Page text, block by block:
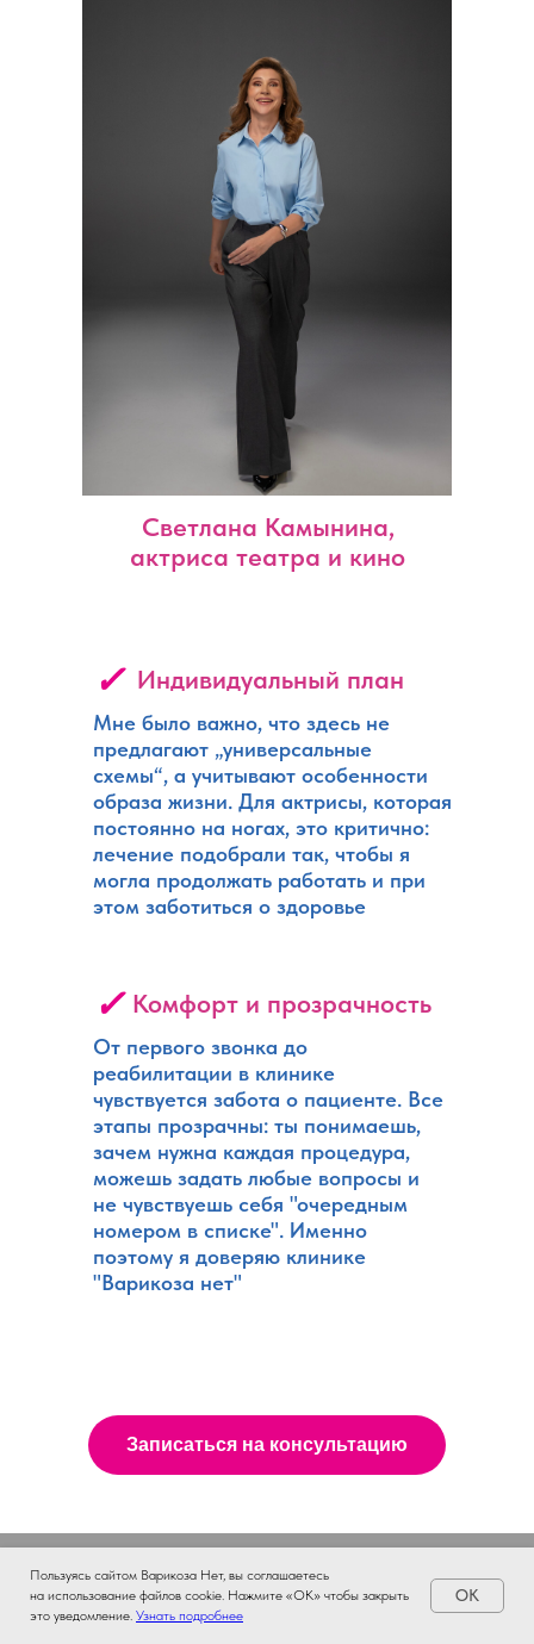
✓ Индивидуальный план
Мне было важно, что здесь не
предлагают „универсальные
схемы“, а учитывают особенности
образа жизни. Для актрисы, которая
постоянно на ногах, это критично:
лечение подобрали так, чтобы я
могла продолжать работать и при
этом заботиться о здоровье
✓ Комфорт и прозрачность
От первого звонка до
реабилитации в клинике
чувствуется забота о пациенте. Все
этапы прозрачны: ты понимаешь,
зачем нужна каждая процедура,
можешь задать любые вопросы и
не чувствуешь себя "очередным
номером в списке". Именно
поэтому я доверяю клинике
"Варикоза нет"
Светлана Камынина,
актриса театра и кино
Записаться на консультацию
Пользуясь сайтом Варикоза Нет, вы соглашаетесь
на использование файлов cookie. Нажмите «ОК» чтобы закрыть
это уведомление. Узнать подробнее
OK